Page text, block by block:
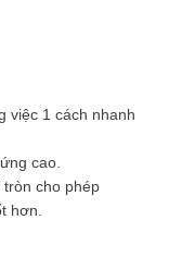
việc 1 cách nhanh
cao.
cho phép
hơn.
thiết bị công